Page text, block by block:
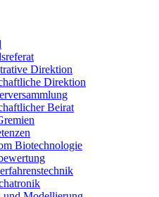
Direktion
Direktion
Beirat
Biotechnologie